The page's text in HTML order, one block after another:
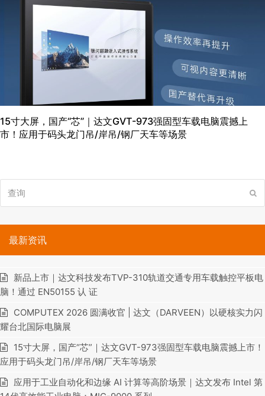
15寸大屏，国产“芯”｜达文GVT-973强固型车载电脑震撼上
市！应用于码头龙门吊/岸吊/钢厂天车等场景
询
最新资讯
新品上市｜达文科技发布TVP-310轨道交通专用车载触控平板电
脑！通过 EN50155 认 证
COMPUTEX 2026 圆满收官 | 达文（DARVEEN）以硬核实力闪
耀台北国际电脑展
15寸大屏，国产“芯”｜达文GVT-973强固型车载电脑震撼上市！
应用于码头龙门吊/岸吊/钢厂天车等场景
应用于工业自动化和边缘 AI 计算等高阶场景｜达文发布 Intel 第